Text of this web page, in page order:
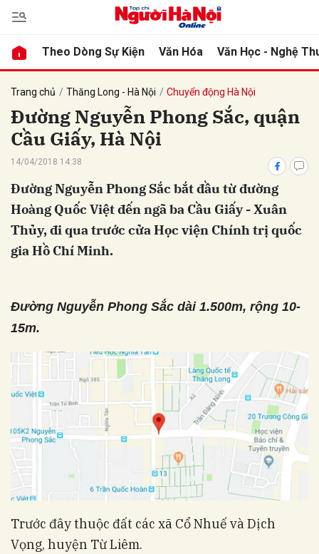
Theo Dòng Sự Kiện Văn Hóa Văn Học - Nghệ
Trang chủ Thăng Long - Hà Nội Chuyển động Hà Nội
Đường Nguyễn Phong Sắc, quận
Cầu Giấy, Hà Nội
14/04/2018 14:38
Đường Nguyễn Phong Sắc bắt đầu từ đường
Hoàng Quốc Việt đến ngã ba Cầu Giấy - Xuân
Thủy, đi qua trước cửa Học viện Chính trị quốc
gia Hồ Chí Minh.
Đường Nguyễn Phong Sắc dài 1.500m, rộng 10-
15m.
Trước đây thuộc đất các xã Cổ Nhuế và Dịch
Vọng, huyện Từ Liêm.
luận
Hủy